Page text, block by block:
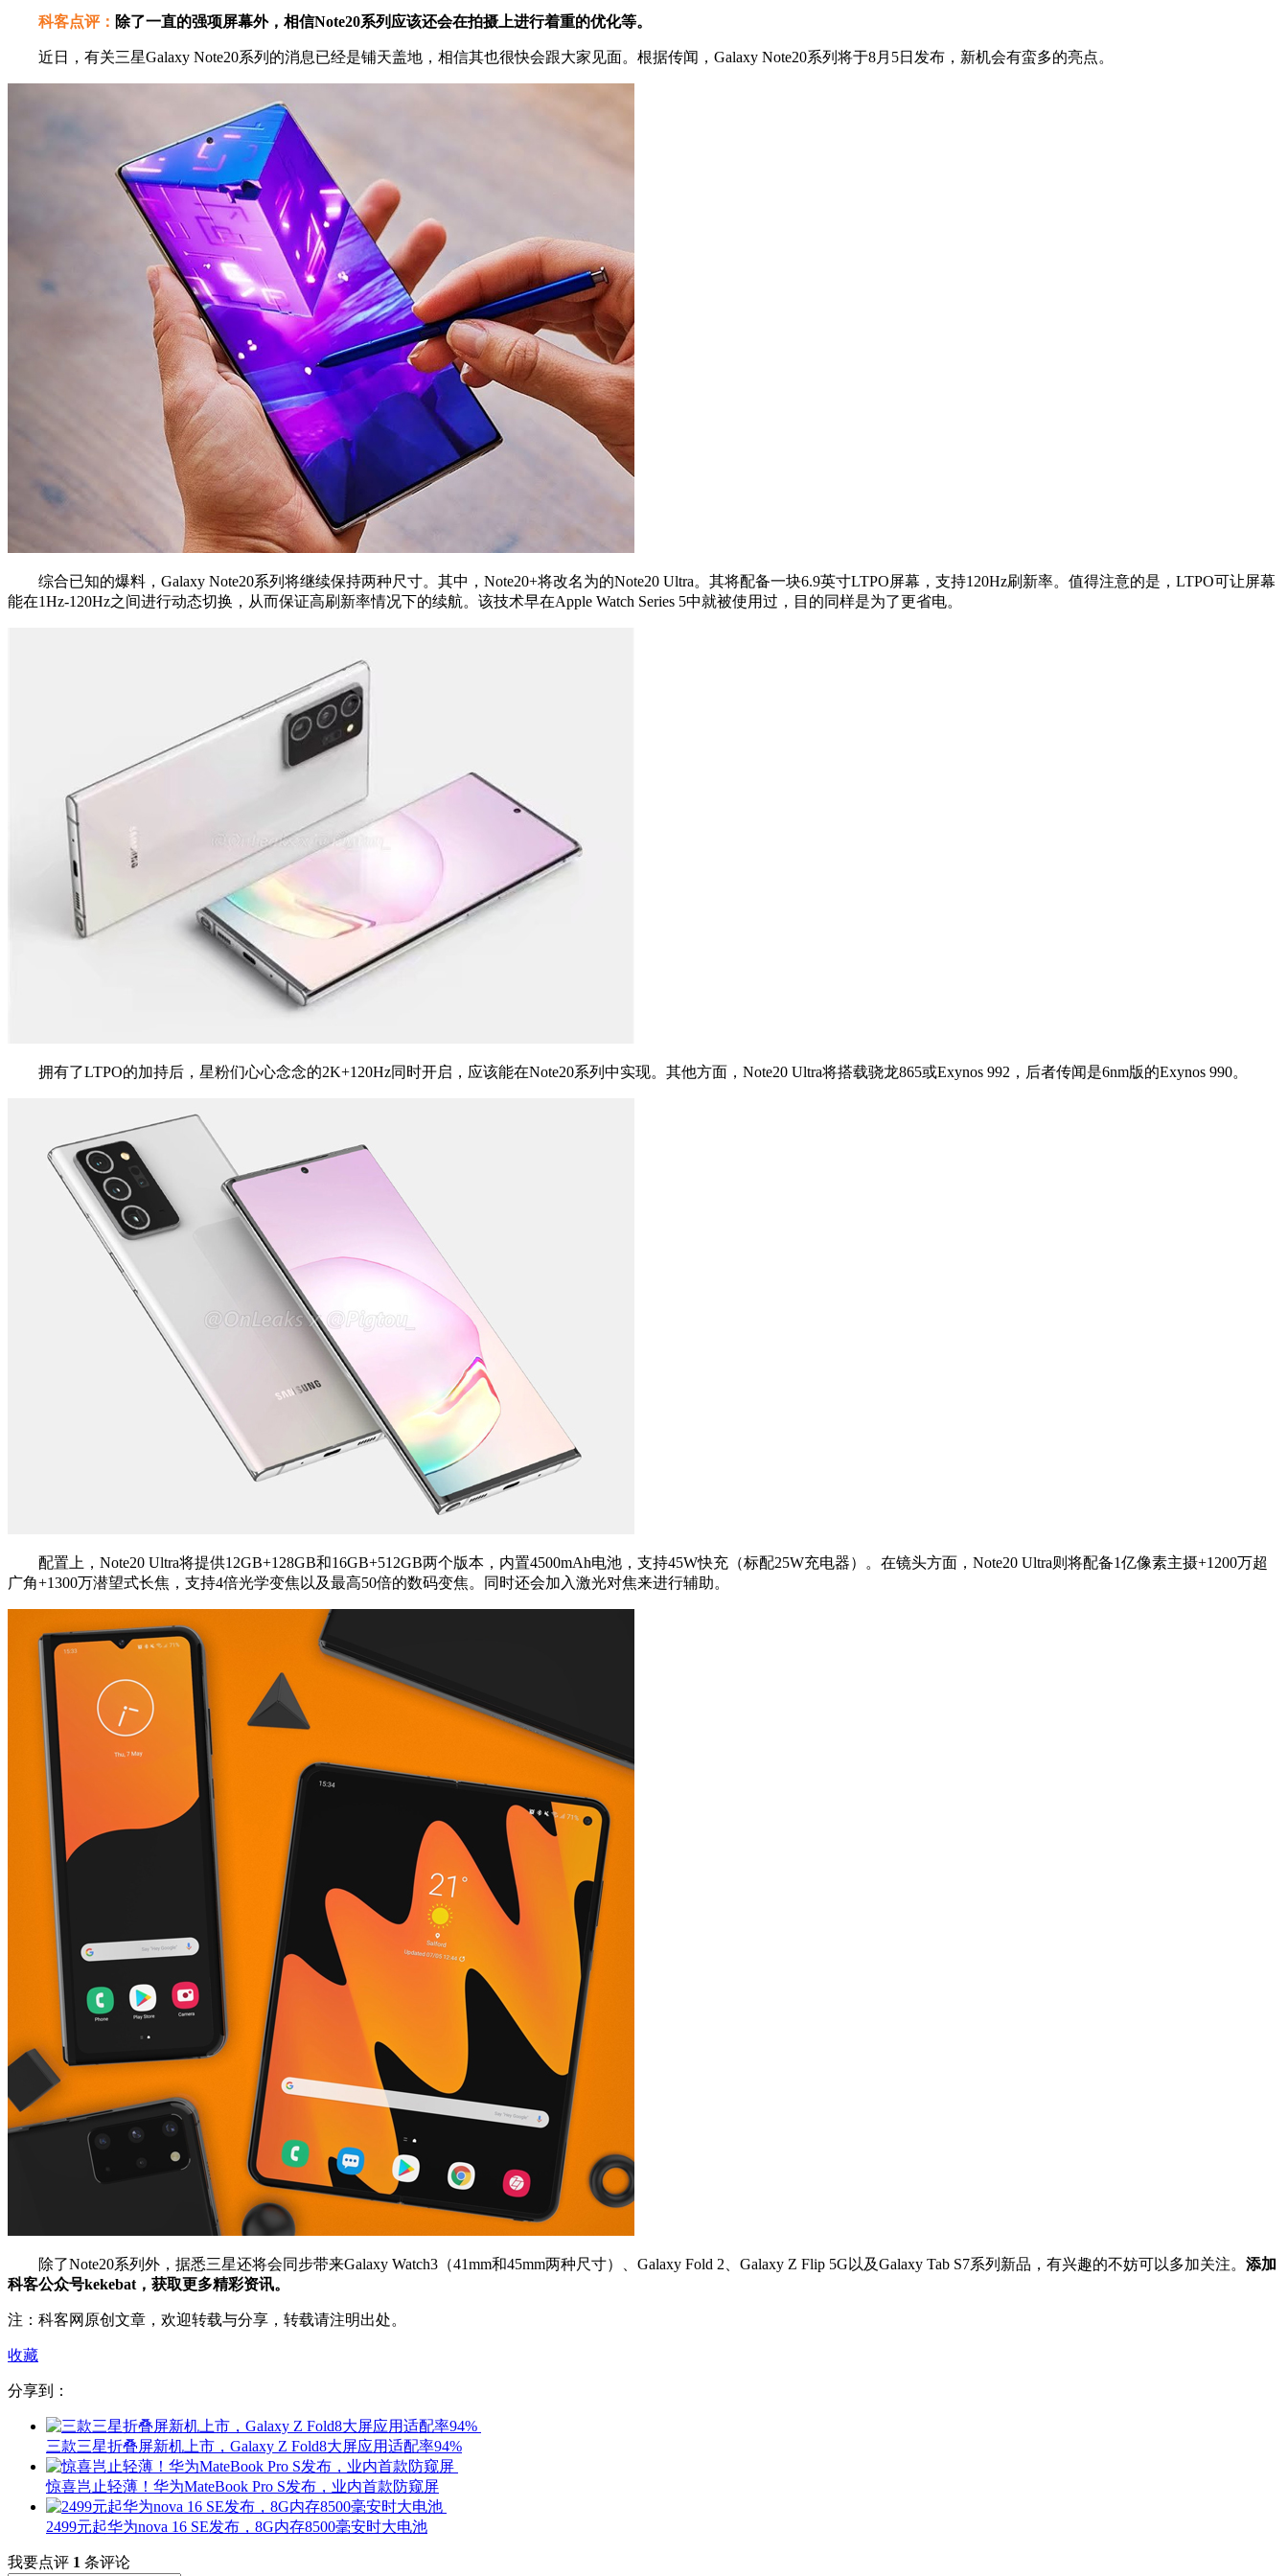
科客点评： 除了一直的强项屏幕外，相信Note20系列应该还会在拍摄上进行着重的优化等。
近日，有关三星Galaxy Note20系列的消息已经是铺天盖地，相信其也很快会跟大家见面。根据传闻，Galaxy Note20系列将于8月5日发布，新机会有蛮多的亮点。
综合已知的爆料，Galaxy Note20系列将继续保持两种尺寸。其中，Note20+将改名为的Note20 Ultra。其将配备一块6.9英寸LTPO屏幕，支持120Hz刷新率。值得注意的是，LTPO可让屏幕
能在1Hz-120Hz之间进行动态切换，从而保证高刷新率情况下的续航。该技术早在Apple Watch Series 5中就被使用过，目的同样是为了更省电。
拥有了LTPO的加持后，星粉们心心念念的2K+120Hz同时开启，应该能在Note20系列中实现。其他方面，Note20 Ultra将搭载骁龙865或Exynos 992，后者传闻是6nm版的Exynos 990。
配置上，Note20 Ultra将提供12GB+128GB和16GB+512GB两个版本，内置4500mAh电池，支持45W快充（标配25W充电器）。在镜头方面，Note20 Ultra则将配备1亿像素主摄+1200万超
广角+1300万潜望式长焦，支持4倍光学变焦以及最高50倍的数码变焦。同时还会加入激光对焦来进行辅助。
除了Note20系列外，据悉三星还将会同步带来Galaxy Watch3（41mm和45mm两种尺寸）、Galaxy Fold 2、Galaxy Z Flip 5G以及Galaxy Tab S7系列新品，有兴趣的不妨可以多加关注。 添加
科客公众号kekebat，获取更多精彩资讯。
注：科客网原创文章，欢迎转载与分享，转载请注明出处。
收藏
分享到：
三款三星折叠屏新机上市，Galaxy Z Fold8大屏应用适配率94%
惊喜岂止轻薄！华为MateBook Pro S发布，业内首款防窥屏
2499元起华为nova 16 SE发布，8G内存8500毫安时大电池
我要点评 1 条评论